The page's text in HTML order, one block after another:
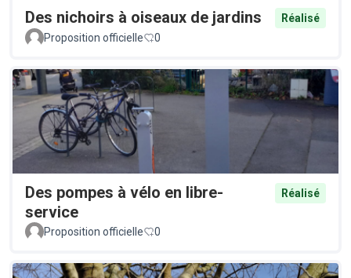
Des nichoirs à oiseaux de jardins
Réalisé
Proposition officielle
0
Des pompes à vélo en libre-
service
Réalisé
Proposition officielle 0